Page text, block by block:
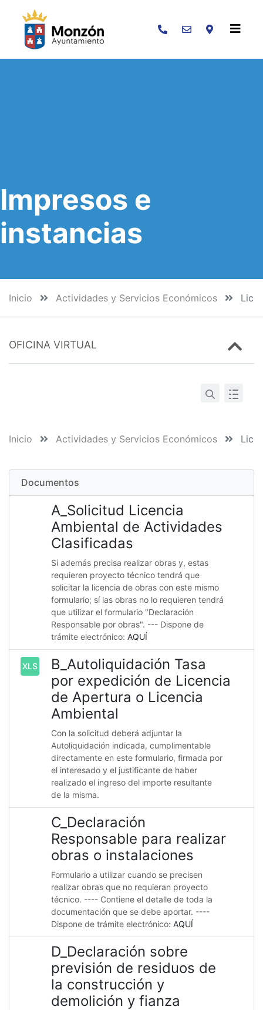
Buscar
Impresos e
instancias
Inicio Actividades y Servicios Económicos
OFICINA VIRTUAL
Inicio Actividades y Servicios Económicos
Documentos
A_Solicitud Licencia
Ambiental de Actividades
Clasificadas
Si además precisa realizar obras y, estas
requieren proyecto técnico tendrá que
solicitar la licencia de obras con este mismo
formulario; sí las obras no lo requieren tendrá
que utilizar el formulario "Declaración
Responsable por obras". --- Dispone de
trámite electrónico: AQUÍ
XLS
B_Autoliquidación Tasa
por expedición de Licencia
de Apertura o Licencia
Ambiental
Con la solicitud deberá adjuntar la
Autoliquidación indicada, cumplimentable
directamente en este formulario, firmada por
el interesado y el justificante de haber
realizado el ingreso del importe resultante
de la misma.
C_Declaración
Responsable para realizar
obras o instalaciones
Formulario a utilizar cuando se precisen
realizar obras que no requieran proyecto
técnico. ---- Contiene el detalle de toda la
documentación que se debe aportar. ----
Dispone de trámite electrónico: AQUÍ
D_Declaración sobre
previsión de residuos de
la construcción y
demolición y fianza